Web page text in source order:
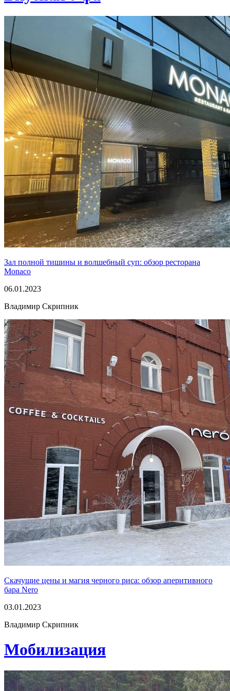
Зал полной тишины и волшебный суп: обзор ресторана
Monaco
06.01.2023
Владимир Скрипник
Скачущие цены и магия черного риса: обзор аперитивного
бара Nero
03.01.2023
Владимир Скрипник
Мобилизация